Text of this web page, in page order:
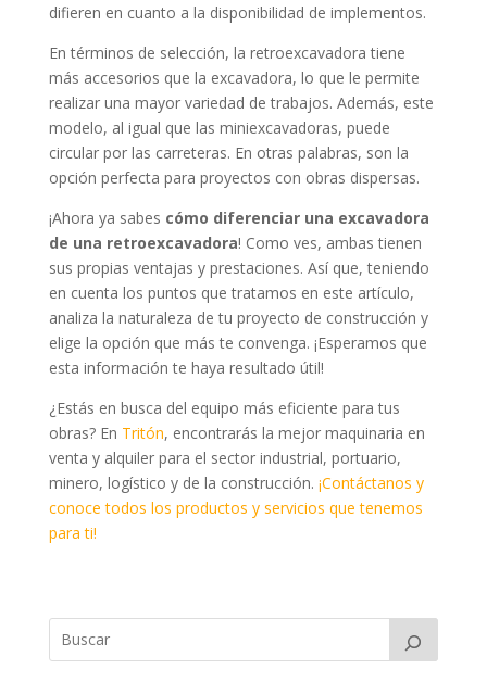
difieren en cuanto a la disponibilidad de implementos.
En términos de selección, la retroexcavadora tiene
más accesorios que la excavadora, lo que le permite
realizar una mayor variedad de trabajos. Además, este
modelo, al igual que las miniexcavadoras, puede
circular por las carreteras. En otras palabras, son la
opción perfecta para proyectos con obras dispersas.
¡Ahora ya sabes cómo diferenciar una excavadora
de una retroexcavadora! Como ves, ambas tienen
sus propias ventajas y prestaciones. Así que, teniendo
en cuenta los puntos que tratamos en este artículo,
analiza la naturaleza de tu proyecto de construcción y
elige la opción que más te convenga. ¡Esperamos que
esta información te haya resultado útil!
¿Estás en busca del equipo más eficiente para tus
obras? En Tritón, encontrarás la mejor maquinaria en
venta y alquiler para el sector industrial, portuario,
minero, logístico y de la construcción. ¡Contáctanos y
conoce todos los productos y servicios que tenemos
para ti!